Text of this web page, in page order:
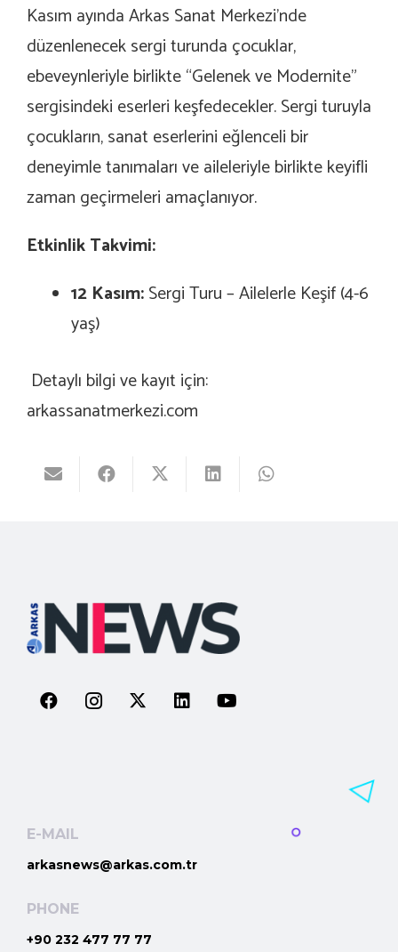
Kasım ayında Arkas Sanat Merkezi’nde
düzenlenecek sergi turunda çocuklar,
ebeveynleriyle birlikte “Gelenek ve Modernite”
sergisindeki eserleri keşfedecekler. Sergi turuyla
çocukların, sanat eserlerini eğlenceli bir
deneyimle tanımaları ve aileleriyle birlikte keyifli
zaman geçirmeleri amaçlanıyor.
Etkinlik Takvimi:
12 Kasım:Sergi Turu – Ailelerle Keşif (4-6
yaş)
Detaylı bilgi ve kayıt için:
arkassanatmerkezi.com
E-MAIL
arkasnews@arkas.com.tr
PHONE
+90 232 477 77 77